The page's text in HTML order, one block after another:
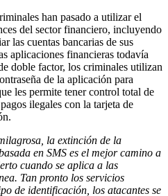
han pasado a utilizar el
del sector financiero, incluyendo
las cuentas bancarias de sus
aplicaciones financieras todavía
doble factor, los criminales utilizan
de la aplicación para
les permite tener control total de
ilegales con la tarjeta de
la extinción de la
en SMS es el mejor camino a
cuando se aplica a las
Tan pronto los servicios
de identificación, los atacantes se